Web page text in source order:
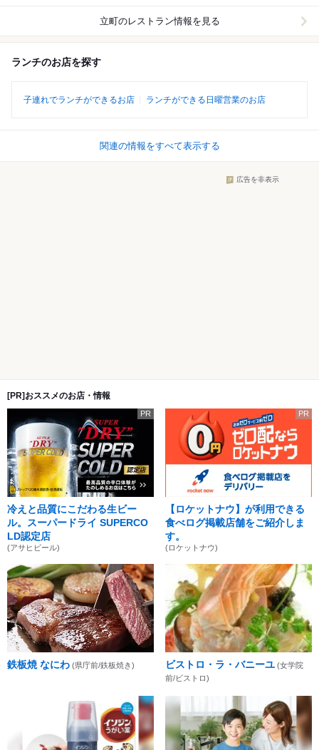
立町のレストラン情報を見る
ランチのお店を探す
子連れでランチができるお店 ランチができる日曜営業のお店
関連の情報をすべて表示する
広告を非表示
[PR]おススメのお店・情報
PR
冷えと品質にこだわる生ビー
ル。スーパードライ SUPERCO
LD認定店
(アサヒビール)
PR
【ロケットナウ】が利用できる
食べログ掲載店舗をご紹介しま
す。
(ロケットナウ)
鉄板焼 なにわ (県庁前/鉄板焼き) ビストロ・ラ・バニーユ (女学院
前/ビストロ)